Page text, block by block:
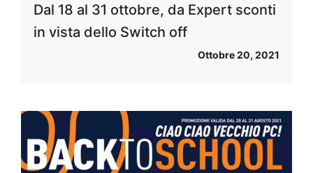
Dal 18 al 31 ottobre, da Expert sconti
in vista dello Switch off
Ottobre 20, 2021